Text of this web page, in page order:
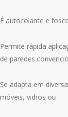
É autocolante e
Permite rápida
de paredes
Se adapta em
móveis, vidros ou